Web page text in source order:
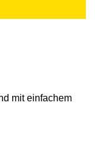
mit einfachem